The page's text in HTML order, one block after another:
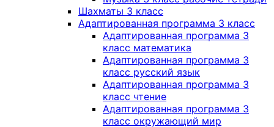
Шахматы 3 класс
Адаптированная программа 3 класс
Адаптированная программа 3
класс математика
Адаптированная программа 3
класс русский язык
Адаптированная программа 3
класс чтение
Адаптированная программа 3
класс окружающий мир